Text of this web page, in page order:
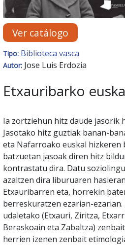
Ver catálogo
Tipo: Biblioteca vasca
Autor: Jose Luis Erdozia
Etxauribarko
Ia zortziehun hitz daude jasorik
Jasotako hitz guztiak banan-
eta Nafarroako euskal hizkeren
batzuetan jasoak diren hitz
kontrastatu dira. Datu
azaltzen dira liburuaren
Etxauribarren eta, horrekin
berreskuratzen ezarian-
udaletako (Etxauri, Ziritza,
Beraskoain eta Zabaltza)
herrien izenen zenbait